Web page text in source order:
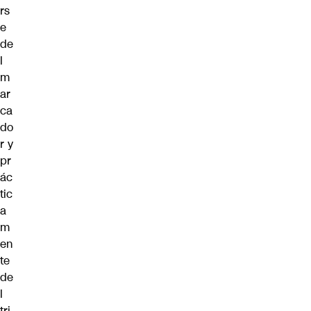
rs
e
de
l
m
ar
ca
do
r y
pr
ác
tic
a
m
en
te
de
l